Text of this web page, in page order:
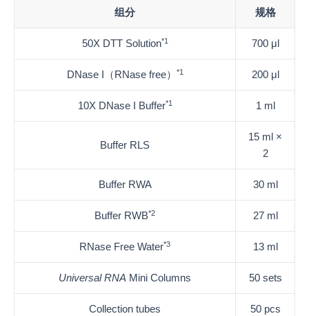
组分 规格
50X DTT Solution*1 700 μl
DNase I（RNase free） *1 200 μl
10X DNase I Buffer*1 1 ml
Buffer RLS
15 ml ×
2
Buffer RWA 30 ml
Buffer RWB*2 27 ml
RNase Free Water*3 13 ml
Universal RNA Mini Columns 50 sets
Collection tubes 50 pcs